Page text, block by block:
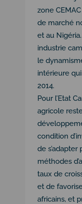
zone
de marché
et au
industrie
le
intérieure
2014.
Pour l’Etat
agricole
condition
de
méthodes
taux de
et de
africains, et